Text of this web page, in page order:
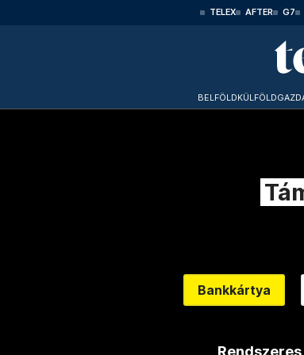
TELEX AFTER G7
BELFÖLDKÜLFÖLD
Bankkártya
Rendszeres